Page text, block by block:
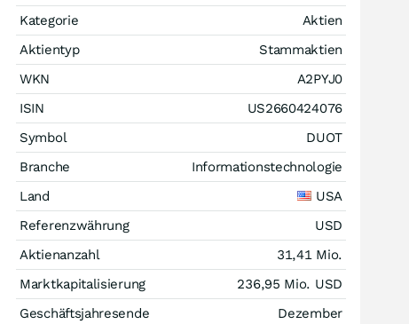
Kategorie
Aktien
Aktientyp
Stammaktien
WKN
A2PYJ0
ISIN
US2660424076
Symbol
DUOT
Branche
Informationstechnologie
Land
USA
Referenzwährung
USD
Aktienanzahl
31,41 Mio.
Marktkapitalisierung
236,95 Mio. USD
Geschäftsjahresende
Dezember